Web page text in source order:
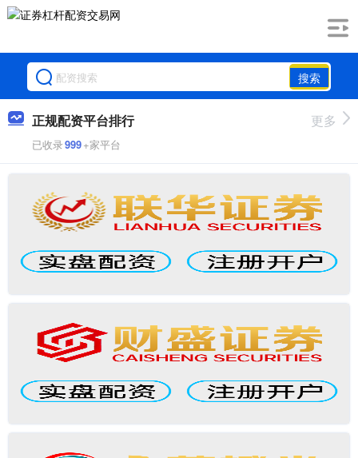
搜索
正规配资平台排行
已收录999+家平台
更多